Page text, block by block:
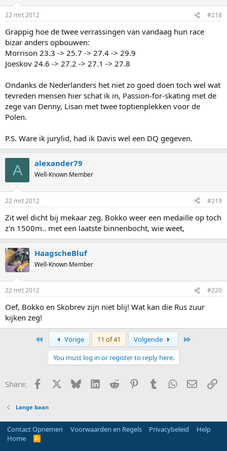
22 mrt 2012 #218
Grappig hoe de twee verrassingen van vandaag hun race
bizar anders opbouwen:
Morrison 23.3 -> 25.7 -> 27.4 -> 29.9
Joeskov 24.6 -> 27.2 -> 27.1 -> 27.8
Ondanks de Nederlanders het niet zo goed doen toch wel wat
tevreden mensen hier schat ik in, Passion-for-skating met de
zege van Denny, Lisan met twee toptienplekken voor de
Polen.
P.S. Ware ik jurylid, had ik Davis wel een DQ gegeven.
A alexander79
Well-Known Member
22 mrt 2012 #219
Zit wel dicht bij mekaar zeg. Bokko weer een medaille op toch
z'n 1500m.. met een laatste binnenbocht, wie weet,
HaagscheBluf
Well-Known Member
22 mrt 2012 #220
Oef, Bokko en Skobrev zijn niet blij! Wat kan die Rus zuur
kijken zeg!
Vorige 11 of 41 Volgende
You must log in or register to reply here.
Share: Facebook Bluesky LinkedInReddit PinterestTumblrWhatsApp
E-mail
Lange baan
Contact Opnemen Voorwaarden en Regels Privacybeleid
Help
Home
R